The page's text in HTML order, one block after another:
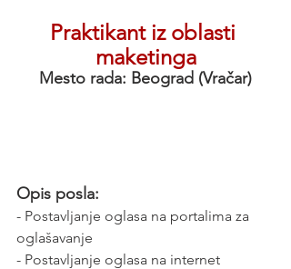
Praktikant iz oblasti
maketinga
Mesto rada: Beograd (Vračar)
Opis posla:
- Postavljanje oglasa na portalima za
oglašavanje
- Postavljanje oglasa na internet